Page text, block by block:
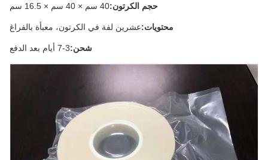
حجم الكرتون:40 سم × 40 سم × 16.5 سم
محتويات:عشرين لفة في الكرتون، معبأة بالفراغ
شحن:3-7 أيام بعد الدفع